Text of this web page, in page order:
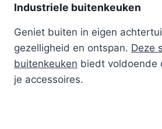
Industriele buitenkeuken
Geniet buiten in eigen
gezelligheid en ontspan. Deze
buitenkeuken biedt voldoende
je accessoires.